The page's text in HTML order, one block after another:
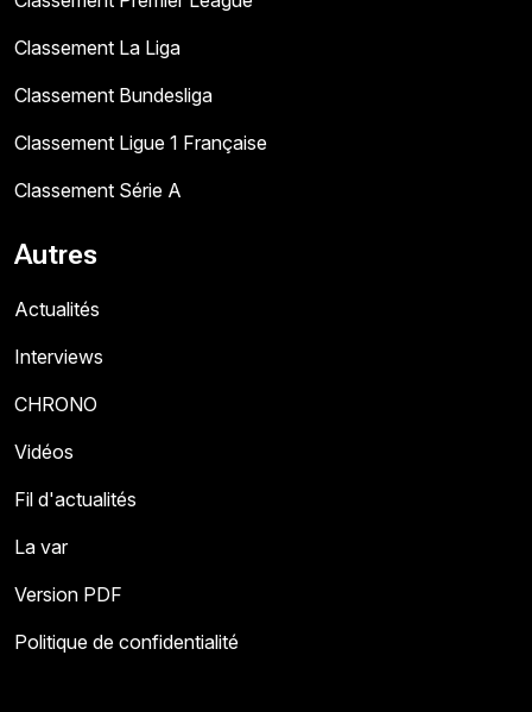
Classement La Liga
Classement Bundesliga
Classement Ligue 1 Française
Classement Série A
Autres
Actualités
Interviews
CHRONO
Vidéos
Fil d'actualités
La var
Version PDF
Politique de confidentialité